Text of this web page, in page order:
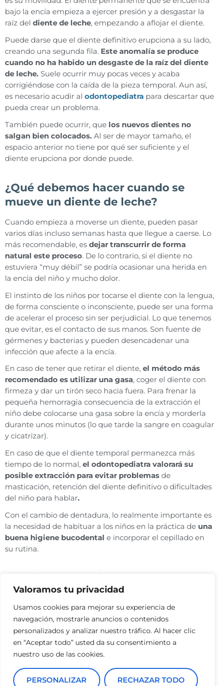
Valoramos tu privacidad
Usamos cookies para mejorar su experiencia de
navegación, mostrarle anuncios o contenidos
personalizados y analizar nuestro tráfico. Al hacer clic
en “Aceptar todo” usted da su consentimiento a
nuestro uso de las cookies.
PERSONALIZAR RECHAZAR TODO
bajo la encía empieza a ejercer presión y a desgastar la
raíz del diente de leche, empezando a aflojar el diente.
Puede darse que el diente definitivo erupciona a su lado,
creando una segunda fila. Este anomalía se produce
cuando no ha habido un desgaste de la raíz del diente
de leche. Suele ocurrir muy pocas veces y acaba
corrigiéndose con la caída de la pieza temporal. Aun así,
es necesario acudir al odontopediatra para descartar que
pueda crear un problema.
También puede ocurrir, que los nuevos dientes no
salgan bien colocados. Al ser de mayor tamaño, el
espacio anterior no tiene por qué ser suficiente y el
diente erupciona por donde puede.
¿Qué debemos hacer cuando se
mueve un diente de leche?
Cuando empieza a moverse un diente, pueden pasar
varios días incluso semanas hasta que llegue a caerse. Lo
más recomendable, es dejar transcurrir de forma
natural este proceso. De lo contrario, si el diente no
estuviera “muy débil” se podría ocasionar una herida en
la encía del niño y mucho dolor.
El instinto de los niños por tocarse el diente con la lengua,
de forma consciente o inconsciente, puede ser una forma
de acelerar el proceso sin ser perjudicial. Lo que tenemos
que evitar, es el contacto de sus manos. Son fuente de
gérmenes y bacterias y pueden desencadenar una
infección que afecte a la encía.
En caso de tener que retirar el diente, el método más
recomendado es utilizar una gasa, coger el diente con
firmeza y dar un tirón seco hacia fuera. Para frenar la
pequeña hemorragia consecuencia de la extracción el
niño debe colocarse una gasa sobre la encía y morderla
durante unos minutos (lo que tarde la sangre en coagular
y cicatrizar).
En caso de que el diente temporal permanezca más
tiempo de lo normal, el odontopediatra valorará su
posible extracción para evitar problemas de
masticación, retención del diente definitivo o dificultades
del niño para hablar.
Con el cambio de dentadura, lo realmente importante es
la necesidad de habituar a los niños en la práctica de una
buena higiene bucodental e incorporar el cepillado en
su rutina.
Dentistas para niños
EnClínica Pfaffsomos especialistas en odontopediatría
Nos tomamos muy en serio poder ofrecer la mejor opción
para cada caso. Por ello, contamos con los mejores
especialistas.